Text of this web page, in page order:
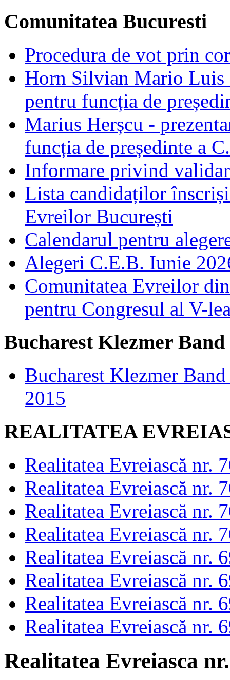
Comunitatea Bucuresti
Procedura de vot prin
Horn Silvian Mario Luis
pentru funcția de
Marius Herșcu -
funcția de președinte a
Informare privind
Lista candidaților
Evreilor București
Calendarul pentru
Alegeri C.E.B. Iunie
Comunitatea Evreilor
pentru Congresul al V-
Bucharest Klezmer Band
Bucharest Klezmer
2015
REALITATEA
Realitatea Evreiască nr.
Realitatea Evreiască nr.
Realitatea Evreiască nr.
Realitatea Evreiască nr.
Realitatea Evreiască nr.
Realitatea Evreiască nr.
Realitatea Evreiască nr.
Realitatea Evreiască nr.
Realitatea Evreiasca